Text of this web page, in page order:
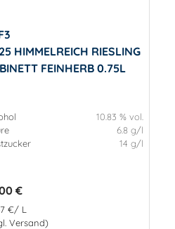
HIMMELREICH RIESLING
FEINHERB 0.75L
10.83 % vol.
6.8 g/l
14 g/l
€
€/ L
Versand)